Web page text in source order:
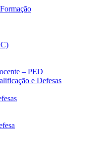
– PED
e Defesas